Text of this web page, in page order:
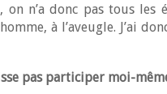
, on n’a donc pas tous les
à l’aveugle. J’ai
pas participer moi-